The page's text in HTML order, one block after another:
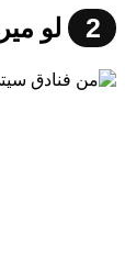
2 لو